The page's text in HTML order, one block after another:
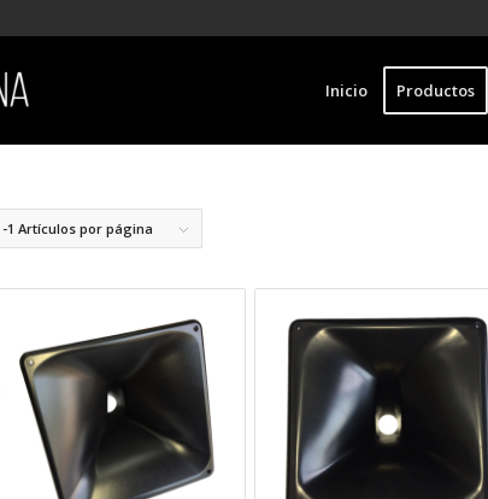
Inicio Productos
-1 Artículos por página